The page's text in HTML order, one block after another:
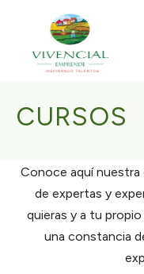
CURSOS
Conoce aquí
de expertas y
quieras y a tu
una constancia